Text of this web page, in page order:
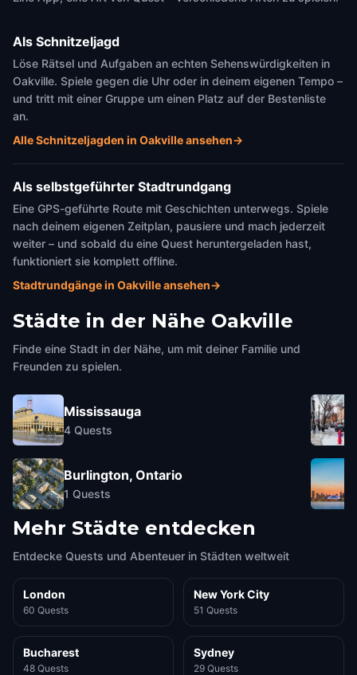
Als Schnitzeljagd
Löse Rätsel und Aufgaben an echten Sehenswürdigkeiten in
Oakville. Spiele gegen die Uhr oder in deinem eigenen Tempo –
und tritt mit einer Gruppe um einen Platz auf der Bestenliste
an.
Alle Schnitzeljagden in Oakville ansehen→
Als selbstgeführter Stadtrundgang
Eine GPS-geführte Route mit Geschichten unterwegs. Spiele
nach deinem eigenen Zeitplan, pausiere und mach jederzeit
weiter – und sobald du eine Quest heruntergeladen hast,
funktioniert sie komplett offline.
Stadtrundgänge in Oakville ansehen→
Städte in der Nähe Oakville
Finde eine Stadt in der Nähe, um mit deiner Familie und
Freunden zu spielen.
Mississauga
4 Quests
Burlington, Ontario
1 Quests
Mehr Städte entdecken
Entdecke Quests und Abenteuer in Städten weltweit
London
60 Quests
New York City
51 Quests
Bucharest
48 Quests
Sydney
29 Quests